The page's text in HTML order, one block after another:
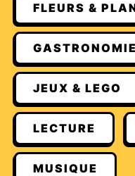
FLEURS &
JEUX & LEGO
LECTURE
MUSIQUE